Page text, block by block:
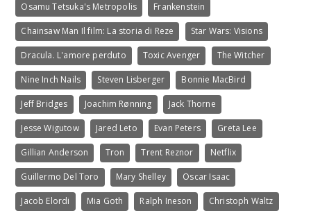
Osamu Tetsuka's Metropolis Frankenstein
Chainsaw Man Il film: La storia di Reze Star Wars: Visions
Dracula. L'amore perduto Toxic Avenger The Witcher
Nine Inch Nails Steven Lisberger Bonnie MacBird
Jeff Bridges Joachim Rønning Jack Thorne
Jesse Wigutow Jared Leto Evan Peters Greta Lee
Gillian Anderson Tron Trent Reznor Netflix
Guillermo Del Toro Mary Shelley Oscar Isaac
Jacob Elordi Mia Goth Ralph Ineson Christoph Waltz